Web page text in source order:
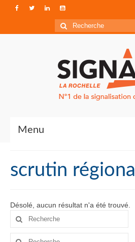
Rechercher
:
Menu
Qui sommes-nous ?
scrutin régional
Désolé, aucun résultat n'a été trouvé.
Rechercher
Rechercher